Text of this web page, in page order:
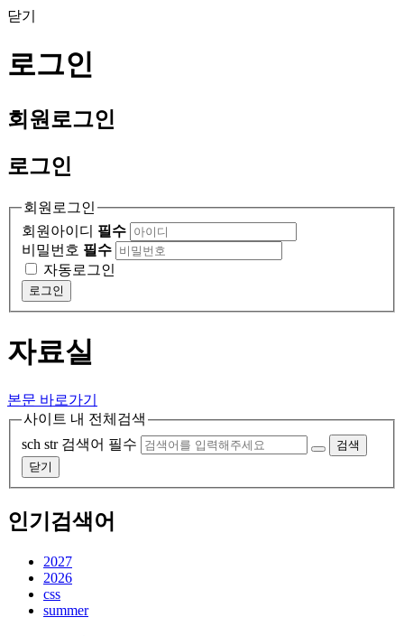
닫기
로그인
회원 로그인
로그인
회원로그인
회원아이디 필수
비밀번호 필수
자동로그인
로그인
자료실
본문 바로가기
사이트 내 전체검색
sch str 검색어 필수
검색
닫기
인기검색어
2027
2026
css
summer